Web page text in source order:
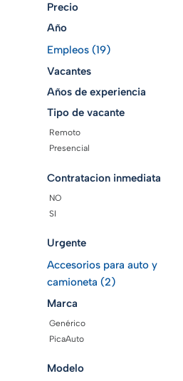
Precio
Año
Empleos (19)
Vacantes
Años de experiencia
Tipo de vacante
Remoto
Presencial
Contratacion inmediata
NO
SI
Urgente
Accesorios para auto y
camioneta (2)
Marca
Genérico
PicaAuto
Modelo